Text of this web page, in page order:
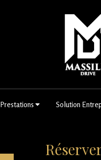
Prestations Solution